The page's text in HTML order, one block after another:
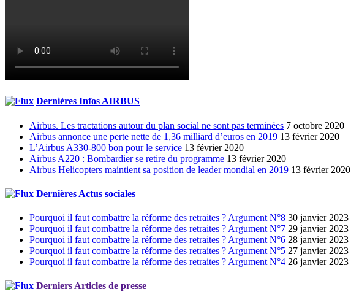
Dernières Infos AIRBUS
Airbus. Les tractations autour du plan social ne sont pas terminées 7 octobre 2020
Airbus annonce une perte nette de 1,36 milliard d’euros en 2019 13 février 2020
L’Airbus A330-800 bon pour le service 13 février 2020
Airbus A220 : Bombardier se retire du programme 13 février 2020
Airbus Helicopters maintient sa position de leader mondial en 2019 13 février 2020
Dernières Actus sociales
Pourquoi il faut combattre la réforme des retraites ? Argument N°8 30 janvier 2023
Pourquoi il faut combattre la réforme des retraites ? Argument N°7 29 janvier 2023
Pourquoi il faut combattre la réforme des retraites ? Argument N°6 28 janvier 2023
Pourquoi il faut combattre la réforme des retraites ? Argument N°5 27 janvier 2023
Pourquoi il faut combattre la réforme des retraites ? Argument N°4 26 janvier 2023
Derniers Articles de presse